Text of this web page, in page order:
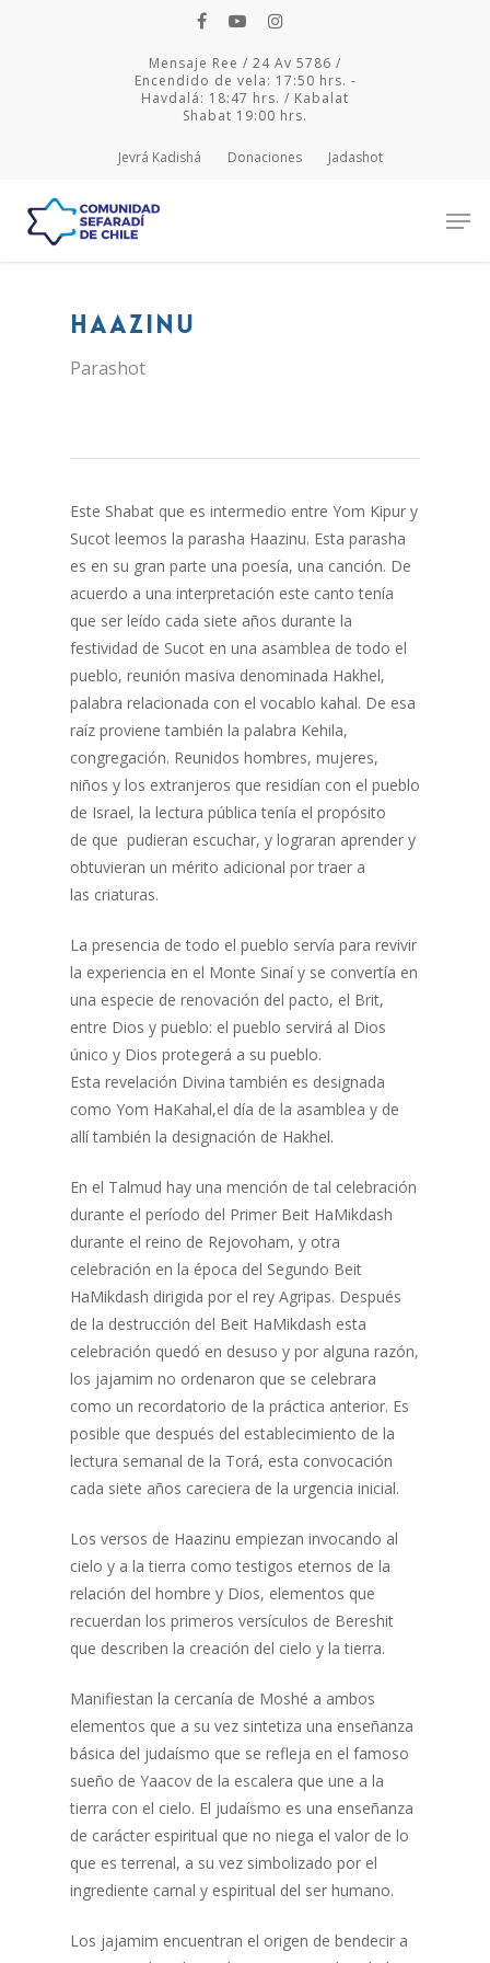
Mensaje Ree / 24 Av 5786 /
Encendido de vela: 17:50 hrs. -
Havdalá: 18:47 hrs. / Kabalat
Shabat 19:00 hrs.
Jevrá Kadishá Donaciones Jadashot
Hit enter to search or ESC to close
Haazinu
Parashot
Este Shabat que es intermedio entre Yom Kipur y
Sucot leemos la parasha Haazinu. Esta parasha
es en su gran parte una poesía, una canción. De
acuerdo a una interpretación este canto tenía
que ser leído cada siete años durante la
festividad de Sucot en una asamblea de todo el
pueblo, reunión masiva denominada Hakhel,
palabra relacionada con el vocablo kahal. De esa
raíz proviene también la palabra Kehila,
congregación. Reunidos hombres, mujeres,
niños y los extranjeros que residían con el pueblo
de Israel, la lectura pública tenía el propósito
de que pudieran escuchar, y lograran aprender y
obtuvieran un mérito adicional por traer a
las criaturas.
La presencia de todo el pueblo servía para revivir
la experiencia en el Monte Sinaí y se convertía en
una especie de renovación del pacto, el Brit,
entre Dios y pueblo: el pueblo servirá al Dios
único y Dios protegerá a su pueblo.
Esta revelación Divina también es designada
como Yom HaKahal,el día de la asamblea y de
allí también la designación de Hakhel.
En el Talmud hay una mención de tal celebración
durante el período del Primer Beit HaMikdash
durante el reino de Rejovoham, y otra
celebración en la época del Segundo Beit
HaMikdash dirigida por el rey Agripas. Después
de la destrucción del Beit HaMikdash esta
celebración quedó en desuso y por alguna razón,
los jajamim no ordenaron que se celebrara
como un recordatorio de la práctica anterior. Es
posible que después del establecimiento de la
lectura semanal de la Torá, esta convocación
cada siete años careciera de la urgencia inicial.
Los versos de Haazinu empiezan invocando al
cielo y a la tierra como testigos eternos de la
relación del hombre y Dios, elementos que
recuerdan los primeros versículos de Bereshit
que describen la creación del cielo y la tierra.
Manifiestan la cercanía de Moshé a ambos
elementos que a su vez sintetiza una enseñanza
básica del judaísmo que se refleja en el famoso
sueño de Yaacov de la escalera que une a la
tierra con el cielo. El judaísmo es una enseñanza
de carácter espiritual que no niega el valor de lo
que es terrenal, a su vez simbolizado por el
ingrediente carnal y espiritual del ser humano.
Los jajamim encuentran el origen de bendecir a